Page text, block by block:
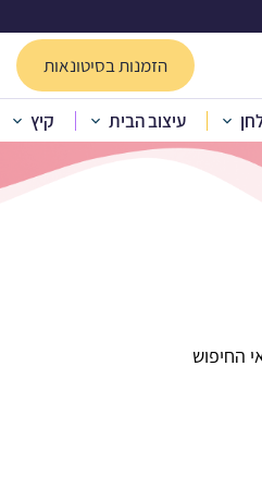
הזמנות בסיטונאות
עיצוב הבית קיץ
החיפוש